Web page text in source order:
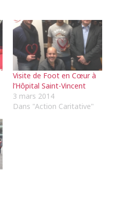
Visite de Foot en Cœur à
l’Hôpital Saint-Vincent
3 mars 2014
Dans "Action Caritative"